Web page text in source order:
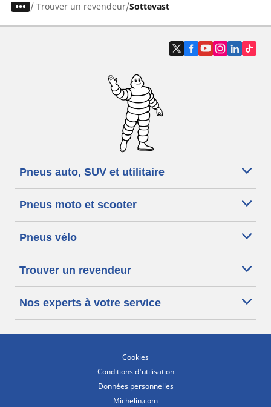
/ Trouver un revendeur Sottevast
Pneus auto, SUV et utilitaire
Pneus moto et scooter
Pneus vélo
Trouver un revendeur
Nos experts à votre service
Cookies
Conditions d'utilisation
Données personnelles
Michelin.com